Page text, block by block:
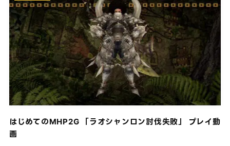
はじめてのMHP2G 「ラオシャンロン討伐失敗」 プレイ動
画